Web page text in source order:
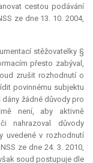
cestou podávání
ze dne 13. 10. 2004,
stěžovatelky §
přesto zabýval,
zrušit rozhodnutí o
povinnému subjektu
žádné důvody pro
není, aby aktivně
nahrazoval důvody
uvedené v rozhodnutí
ze dne 24. 3. 2010,
soud postupuje dle